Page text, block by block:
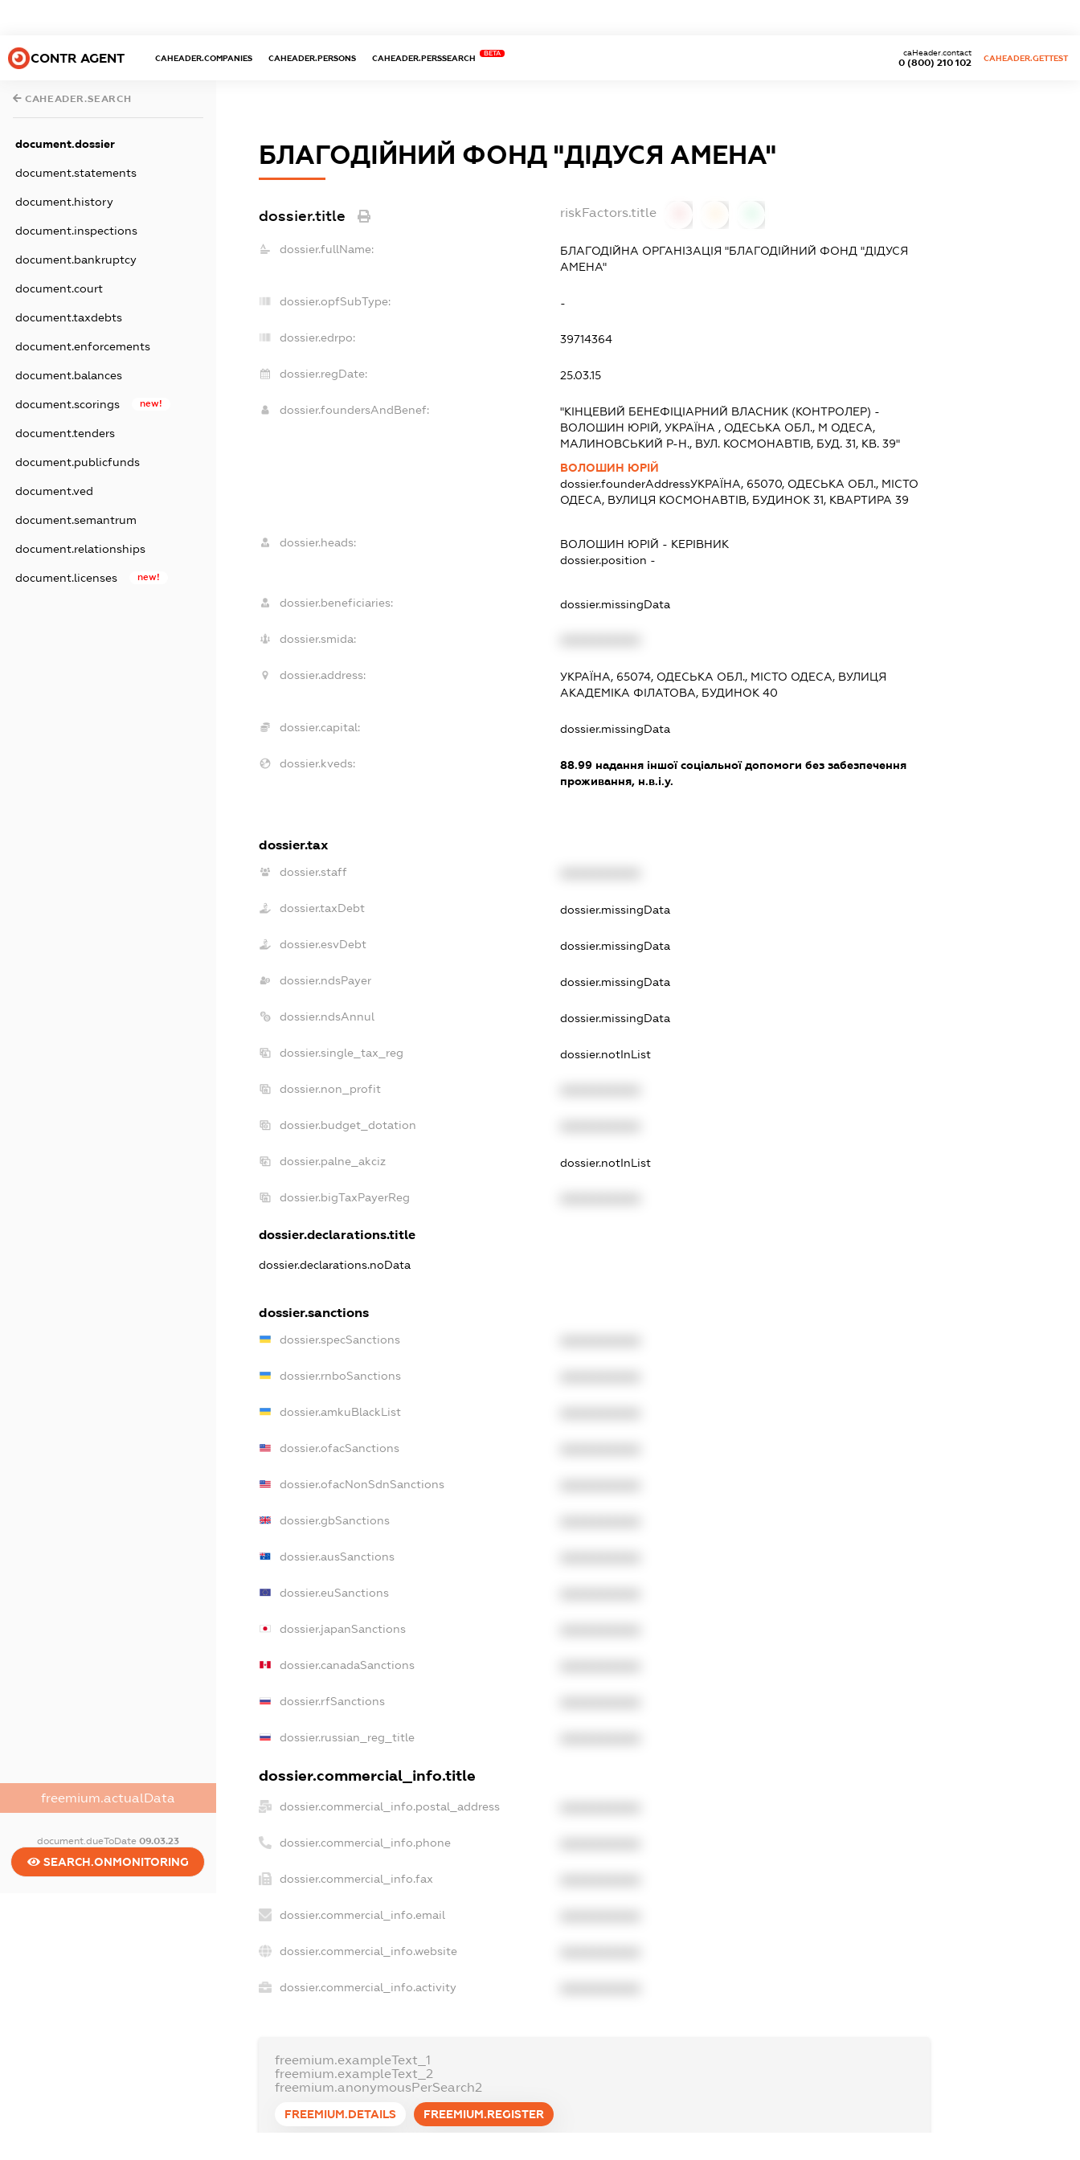
CONTR AGENT CAHEADER.COMPANIES CAHEADER.PERSONS CAHEADER.PERSSEARCH
BETA
0 (800) 210 102
caHeader.contact
CAHEADER.GETTEST
CAHEADER.SEARCH
document.dossier
document.statements
document.history
document.inspections
document.bankruptcy
document.court
document.taxdebts
document.enforcements
document.balances
document.scorings new!
document.tenders
document.publicfunds
document.ved
document.semantrum
document.relationships
document.licenses new!
freemium.actualData
document.dueToDate 09.03.23
SEARCH.ONMONITORING
БЛАГОДІЙНИЙ ФОНД "ДІДУСЯ АМЕНА"
dossier.title riskFactors.title
dossier.fullName:
БЛАГОДІЙНА ОРГАНІЗАЦІЯ "БЛАГОДІЙНИЙ ФОНД "ДІДУСЯ
АМЕНА"
dossier.opfSubType: -
dossier.edrpo: 39714364
dossier.regDate: 25.03.15
dossier.foundersAndBenef:
"КІНЦЕВИЙ БЕНЕФІЦІАРНИЙ ВЛАСНИК (КОНТРОЛЕР) -
ВОЛОШИН ЮРІЙ, УКРАЇНА , ОДЕСЬКА ОБЛ., М ОДЕСА,
МАЛИНОВСЬКИЙ Р-Н., ВУЛ. КОСМОНАВТІВ, БУД. 31, КВ. 39"
ВОЛОШИН ЮРІЙ
dossier.founderAddressУКРАЇНА, 65070, ОДЕСЬКА ОБЛ., МІСТО
ОДЕСА, ВУЛИЦЯ КОСМОНАВТІВ, БУДИНОК 31, КВАРТИРА 39
dossier.heads: ВОЛОШИН ЮРІЙ - КЕРІВНИК
dossier.position -
dossier.beneficiaries: dossier.missingData
dossier.smida:
dossier.address:
УКРАЇНА, 65074, ОДЕСЬКА ОБЛ., МІСТО ОДЕСА, ВУЛИЦЯ
АКАДЕМІКА ФІЛАТОВА, БУДИНОК 40
dossier.capital: dossier.missingData
dossier.kveds: 88.99 надання іншої соціальної допомоги без забезпечення
проживання, н.в.і.у.
dossier.tax
dossier.staff
dossier.taxDebt dossier.missingData
dossier.esvDebt dossier.missingData
dossier.ndsPayer dossier.missingData
dossier.ndsAnnul dossier.missingData
dossier.single_tax_reg dossier.notInList
dossier.non_profit
dossier.budget_dotation
dossier.palne_akciz dossier.notInList
dossier.bigTaxPayerReg
dossier.declarations.title
dossier.declarations.noData
dossier.sanctions
dossier.specSanctions
dossier.rnboSanctions
dossier.amkuBlackList
dossier.ofacSanctions
dossier.ofacNonSdnSanctions
dossier.gbSanctions
dossier.ausSanctions
dossier.euSanctions
dossier.japanSanctions
dossier.canadaSanctions
dossier.rfSanctions
dossier.russian_reg_title
dossier.commercial_info.title
dossier.commercial_info.postal_address
dossier.commercial_info.phone
dossier.commercial_info.fax
dossier.commercial_info.email
dossier.commercial_info.website
dossier.commercial_info.activity
freemium.exampleText_1
freemium.exampleText_2
freemium.anonymousPerSearch2
FREEMIUM.DETAILS FREEMIUM.REGISTER